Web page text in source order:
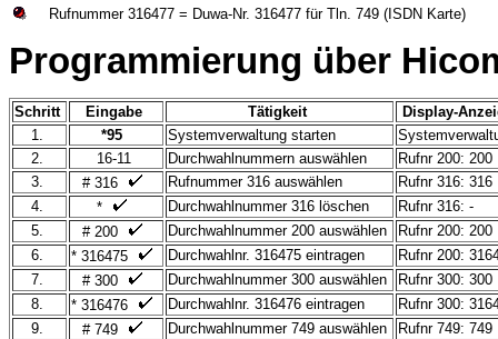
Rufnummer 316477 = Duwa-Nr. 316477 für Tln. 749 (ISDN Karte)
Programmierung über
Schritt Eingabe Tätigkeit
Display-
1.
*95 Systemverwaltung starten
2.
16-11 Durchwahlnummern auswählen
Rufnr 200: 200
3.
# 316 Rufnummer 316 auswählen
Rufnr 316: 316
4.
* Durchwahlnummer 316 löschen
Rufnr 316: -
5.
# 200 Durchwahlnummer 200 auswählen
Rufnr 200: 200
6.
* 316475 Durchwahlnr. 316475 eintragen
Rufnr 200:
7.
# 300 Durchwahlnummer 300 auswählen
Rufnr 300: 300
8.
* 316476 Durchwahlnr. 316476 eintragen
Rufnr 300:
9.
# 749 Durchwahlnummer 749 auswählen
Rufnr 749: 749